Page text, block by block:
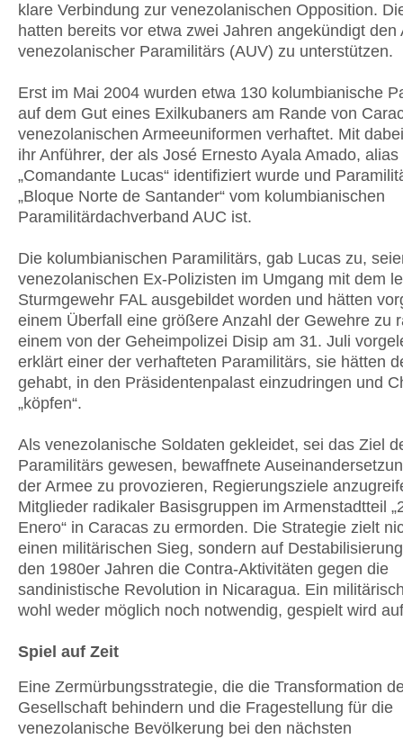
klare Verbindung zur venezolanischen Opposition.
hatten bereits vor etwa zwei Jahren angekündigt den
venezolanischer Paramilitärs (AUV) zu unterstützen.
Erst im Mai 2004 wurden etwa 130 kolumbianische
auf dem Gut eines Exilkubaners am Rande von
venezolanischen Armeeuniformen verhaftet. Mit
ihr Anführer, der als José Ernesto Ayala Amado, alias
„Comandante Lucas“ identifiziert wurde und
„Bloque Norte de Santander“ vom kolumbianischen
Paramilitärdachverband AUC ist.
Die kolumbianischen Paramilitärs, gab Lucas zu,
venezolanischen Ex-Polizisten im Umgang mit dem
Sturmgewehr FAL ausgebildet worden und hätten
einem Überfall eine größere Anzahl der Gewehre zu
einem von der Geheimpolizei Disip am 31. Juli
erklärt einer der verhafteten Paramilitärs, sie hätten
gehabt, in den Präsidentenpalast einzudringen und
„köpfen“.
Als venezolanische Soldaten gekleidet, sei das Ziel
Paramilitärs gewesen, bewaffnete
der Armee zu provozieren, Regierungsziele
Mitglieder radikaler Basisgruppen im Armenstadtteil
Enero“ in Caracas zu ermorden. Die Strategie zielt
einen militärischen Sieg, sondern auf
den 1980er Jahren die Contra-Aktivitäten gegen die
sandinistische Revolution in Nicaragua. Ein
wohl weder möglich noch notwendig, gespielt wird
Spiel auf Zeit
Eine Zermürbungsstrategie, die die Transformation
Gesellschaft behindern und die Fragestellung für die
venezolanische Bevölkerung bei den nächsten